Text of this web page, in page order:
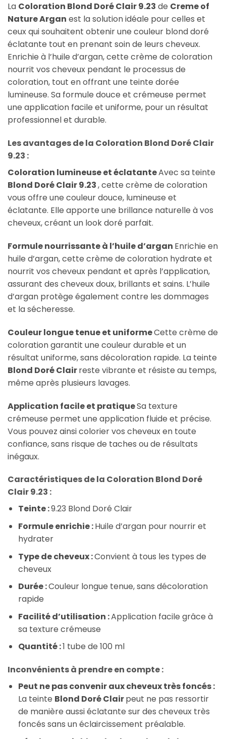
La Coloration Blond Doré Clair 9.23 de Creme of
Nature Argan est la solution idéale pour celles et
ceux qui souhaitent obtenir une couleur blond doré
éclatante tout en prenant soin de leurs cheveux.
Enrichie à l’huile d’argan, cette crème de coloration
nourrit vos cheveux pendant le processus de
coloration, tout en offrant une teinte dorée
lumineuse. Sa formule douce et crémeuse permet
une application facile et uniforme, pour un résultat
professionnel et durable.
Les avantages de la Coloration Blond Doré Clair
9.23 :
Coloration lumineuse et éclatanteAvec sa teinte
Blond Doré Clair 9.23, cette crème de coloration
vous offre une couleur douce, lumineuse et
éclatante. Elle apporte une brillance naturelle à vos
cheveux, créant un look doré parfait.
Formule nourrissante à l’huile d’argan Enrichie en
huile d’argan, cette crème de coloration hydrate et
nourrit vos cheveux pendant et après l’application,
assurant des cheveux doux, brillants et sains. L’huile
d’argan protège également contre les dommages
et la sécheresse.
Couleur longue tenue et uniformeCette crème de
coloration garantit une couleur durable et un
résultat uniforme, sans décoloration rapide. La teinte
Blond Doré Clairreste vibrante et résiste au temps,
même après plusieurs lavages.
Application facile et pratiqueSa texture
crémeuse permet une application fluide et précise.
Vous pouvez ainsi colorier vos cheveux en toute
confiance, sans risque de taches ou de résultats
inégaux.
Caractéristiques de la Coloration Blond Doré
Clair 9.23 :
Teinte :9.23 Blond Doré Clair
Formule enrichie :Huile d’argan pour nourrir et
hydrater
Type de cheveux :Convient à tous les types de
cheveux
Durée :Couleur longue tenue, sans décoloration
rapide
Facilité d’utilisation :Application facile grâce à
sa texture crémeuse
Quantité :1 tube de 100 ml
Inconvénients à prendre en compte :
Peut ne pas convenir aux cheveux très foncés :
La teinte Blond Doré Clairpeut ne pas ressortir
de manière aussi éclatante sur des cheveux très
foncés sans un éclaircissement préalable.